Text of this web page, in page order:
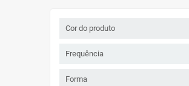
Cor do produto
Frequência
Forma